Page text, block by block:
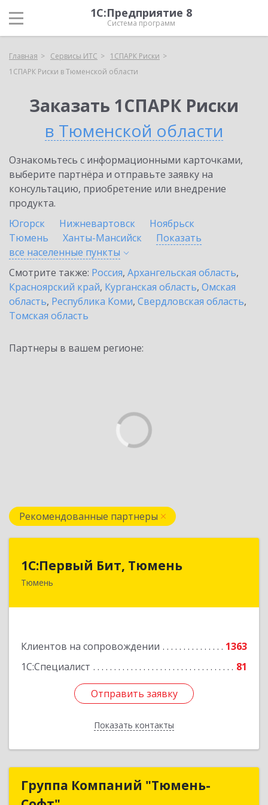
1С:Предприятие 8
Система программ
Главная Сервисы ИТС
1СПАРК Риски
1СПАРК Риски в Тюменской области
Заказать 1СПАРК Риски
в Тюменской области
Ознакомьтесь с информационными карточками,
выберите партнёра и отправьте заявку на
консультацию, приобретение или внедрение
продукта.
Югорск
Нижневартовск
Ноябрьск
Тюмень
Ханты-Мансийск
Показать
все населенные пункты
Смотрите также: Россия, Архангельская область,
Красноярский край, Курганская область, Омская
область, Республика Коми, Свердловская область,
Томская область
Партнеры в вашем регионе:
Рекомендованные партнеры
1С:Первый Бит, Тюмень
Тюмень
Клиентов на сопровождении
1363
1С:Специалист
81
Отправить заявку
Показать контакты
1С:Первый Бит, Тюмень
625000, Тюменская обл, Тюмень г, Республики
Отправить заявку
Назад
Группа Компаний "Тюмень-
Группа Компаний "Тюмень-